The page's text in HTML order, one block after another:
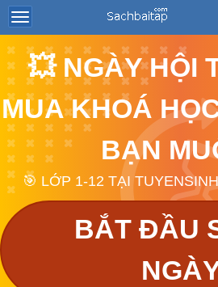
💥 NGÀY HỘI
MUA KHOÁ
BẠN
🎯 LỚP 1-12 TẠI
BẮT ĐẦU